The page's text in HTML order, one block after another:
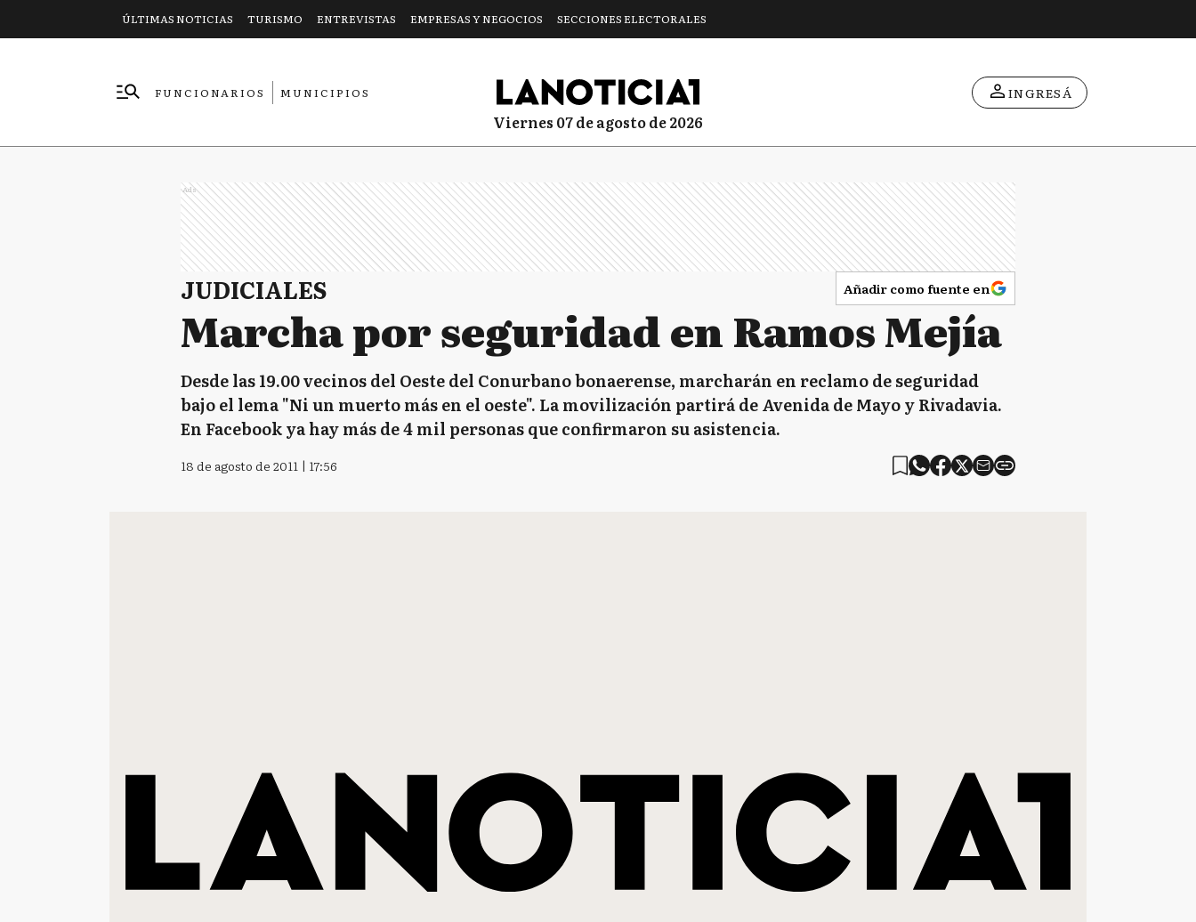
ÚLTIMAS NOTICIAS TURISMO ENTREVISTAS EMPRESAS Y NEGOCIOS SECCIONES ELECTORALES
FUNCIONARIOS
MUNICIPIOS
viernes 07 de agosto de 2026
INGRESÁ
Ads
JUDICIALES Añadir como fuente en
Marcha por seguridad en Ramos Mejía
Desde las 19.00 vecinos del Oeste del Conurbano bonaerense, marcharán en reclamo de seguridad
bajo el lema "Ni un muerto más en el oeste". La movilización partirá de Avenida de Mayo y Rivadavia.
En Facebook ya hay más de 4 mil personas que confirmaron su asistencia.
18 de agosto de 2011 | 17:56